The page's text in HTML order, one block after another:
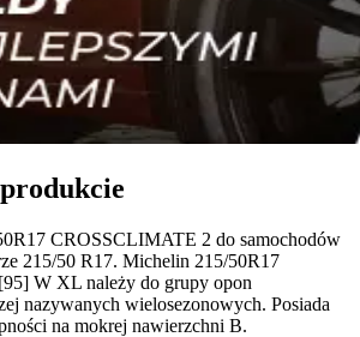
CROSSCLIMATE 2 do samochodów
215/50 R17. Michelin 215/50R17
W XL należy do grupy opon
nazywanych wielosezonowych. Posiada
na mokrej nawierzchni B.